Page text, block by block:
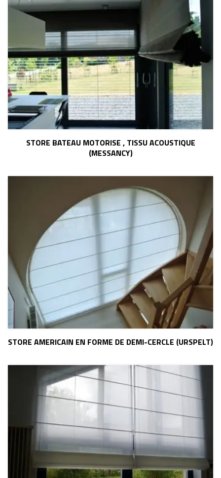
STORE BATEAU MOTORISE , TISSU ACOUSTIQUE
(MESSANCY)
STORE AMERICAIN EN FORME DE DEMI-CERCLE (URSPELT)